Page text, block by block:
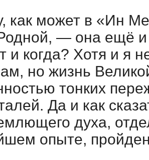
как может в «Ин
— она ещё и
и когда? Хотя и я
но жизнь
тонких
Да и как
духа,
опыте,